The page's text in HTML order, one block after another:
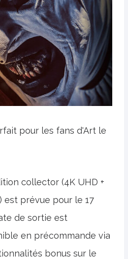
pour les fans d'Art le
collector (4K UHD +
est prévue pour le 17
de sortie est
en précommande via
bonus sur le